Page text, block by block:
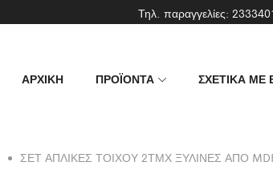
Τηλ. παραγγελίες:
ΑΡΧΙΚΗ ΠΡΟΪΟΝΤΑ ΣΧΕΤΙΚΑ ΜΕ
ΣΕΤ ΑΠΛΙΚΕΣ ΤΟΙΧΟΥ 2ΤΜΧ ΞΥΛΙΝΕΣ ΑΠΟ